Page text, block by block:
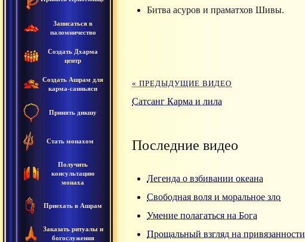
Записаться в
паломничество
Создать Дхарма
центр
Создать Ашрам для
карма-санньяси
Принять дикшу
Стать монахом
Получить
консультацию
монаха
Приехать в Ашрам
Заказать ритуалы и
богослужения
Битва асуров и праматхов Шивы.
« ПРЕДЫДУЩИЕ ВИДЕО
Сатсанг Карма и лила
Последние видео
Легенда о взбивании океана
Свободная воля и моральное зло
Умение полагаться на Бога
Прощальный взгляд на привязанности